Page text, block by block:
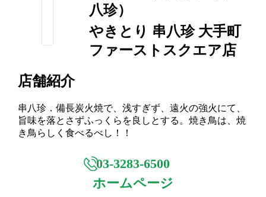
八珍）
やきとり 串八珍 大手町
ファーストスクエア店
店舗紹介
串八珍．備長炭火焼で、浅すぎず、遠火の強火にて、
旨味を落とさずふっくらを良しとする。焼き鳥は、焼
き鳥らしく食べるべし！！
03-3283-6500
ホームページ